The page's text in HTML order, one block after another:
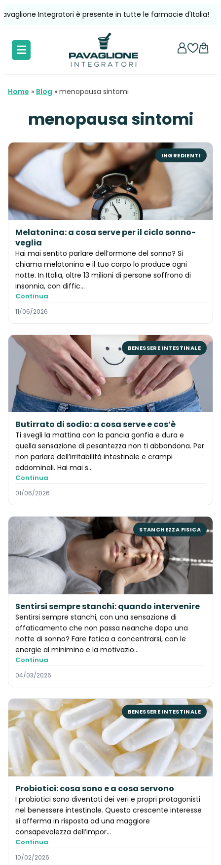
Integratori è presente in tutte le farmacie d'Italia!
Home » Blog » menopausa sintomi
menopausa sintomi
INGREDIENTI
Melatonina: a cosa serve per il ciclo sonno-
veglia
Hai mai sentito parlare dell’ormone del sonno? Si
chiama melatonina e il tuo corpo lo produce ogni
notte. In Italia, oltre 13 milioni di persone soffrono di
insonnia, con diffic…
Continua
11/06/2026
BENESSERE INTESTINALE
Butirrato di sodio: a cosa serve e cos’è
Ti svegli la mattina con la pancia gonfia e dura e
quella sensazione di pesantezza non ti abbandona. Per
non parlare dell’irritabilità intestinale e crampi
addominali. Hai mai s…
Continua
01/06/2026
STANCHEZZA FISICA
Sentirsi sempre stanchi: quando intervenire
Sentirsi sempre stanchi, con una sensazione di
affaticamento che non passa neanche dopo una
notte di sonno? Fare fatica a concentrarsi, con le
energie al minimino e la motivazio…
Continua
04/03/2026
BENESSERE INTESTINALE
Probiotici: cosa sono e a cosa servono
I probiotici sono diventati dei veri e propri protagonisti
nel benessere intestinale. Questo crescente interesse
si afferma in risposta ad una maggiore
consapevolezza dell’impor…
Continua
10/02/2026